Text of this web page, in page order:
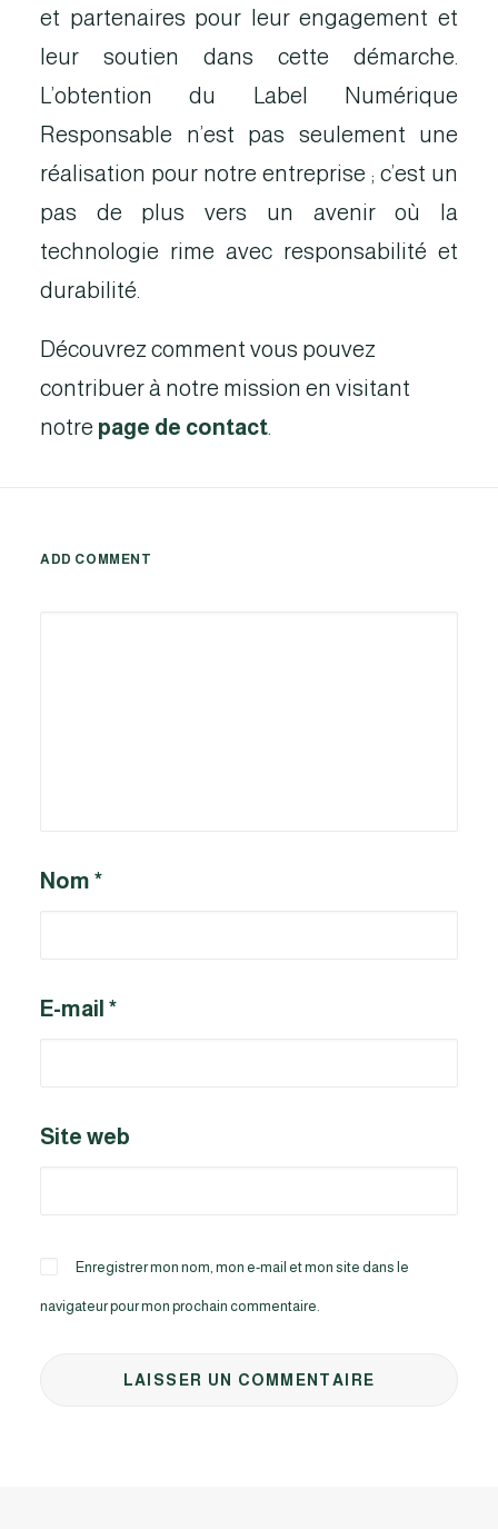
et partenaires pour leur engagement et
leur soutien dans cette démarche.
L’obtention du Label Numérique
Responsable n’est pas seulement une
réalisation pour notre entreprise ; c’est un
pas de plus vers un avenir où la
technologie rime avec responsabilité et
durabilité.
Découvrez comment vous pouvez
contribuer à notre mission en visitant
notre page de contact
ADD COMMENT
Nom *
E-mail *
Site web
Enregistrer mon nom, mon e-mail et mon site dans le
navigateur pour mon prochain commentaire.